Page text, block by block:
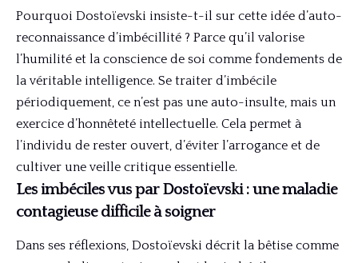
Pourquoi Dostoïevski insiste-t-il sur cette idée d’auto-
reconnaissance d’imbécillité ? Parce qu’il valorise
l’humilité et la conscience de soi comme fondements de
la véritable intelligence. Se traiter d’imbécile
périodiquement, ce n’est pas une auto-insulte, mais un
exercice d’honnêteté intellectuelle. Cela permet à
l’individu de rester ouvert, d’éviter l’arrogance et de
cultiver une veille critique essentielle.
Les imbéciles vus par Dostoïevski : une maladie
contagieuse difficile à soigner
Dans ses réflexions, Dostoïevski décrit la bêtise comme